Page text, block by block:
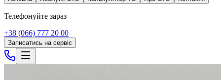
Телефонуйте зараз
+38 (066) 777 20 00
Записатись на сервіс